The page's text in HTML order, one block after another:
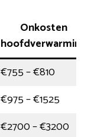
Onkosten
hoofdverwarming
€755 – €810
€975 – €1525
€2700 – €3200